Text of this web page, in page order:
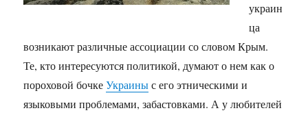
украин
ца
возникают различные ассоциации со словом Крым.
Те, кто интересуются политикой, думают о нем как о
пороховой бочкеУкраиныс его этническими и
языковыми проблемами, забастовками. А у любителей